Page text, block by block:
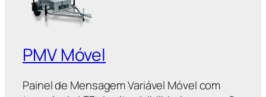
PMV Móvel
Painel de Mensagem Variável Móvel com